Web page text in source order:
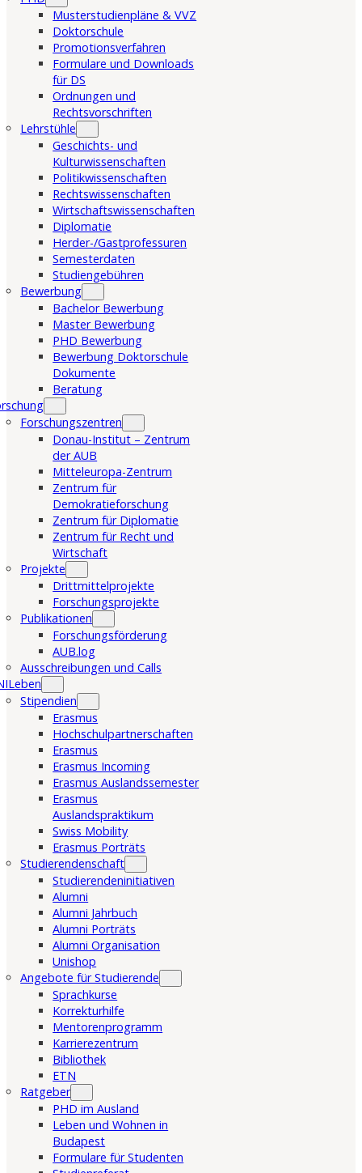
Musterstudienpläne & VVZ
Doktorschule
Promotionsverfahren
Formulare und Downloads
für DS
Ordnungen und
Rechtsvorschriften
Lehrstühle
Geschichts- und
Kulturwissenschaften
Politikwissenschaften
Rechtswissenschaften
Wirtschaftswissenschaften
Diplomatie
Herder-/Gastprofessuren
Semesterdaten
Studiengebühren
Bewerbung
Bachelor Bewerbung
Master Bewerbung
PHD Bewerbung
Bewerbung Doktorschule
Dokumente
Beratung
Forschungszentren
Donau-Institut – Zentrum
der AUB
Mitteleuropa-Zentrum
Zentrum für
Demokratieforschung
Zentrum für Diplomatie
Zentrum für Recht und
Wirtschaft
Projekte
Drittmittelprojekte
Forschungsprojekte
Publikationen
Forschungsförderung
AUB.log
Ausschreibungen und Calls
Stipendien
Erasmus
Hochschulpartnerschaften
Erasmus
Erasmus Incoming
Erasmus Auslandssemester
Erasmus
Auslandspraktikum
Swiss Mobility
Erasmus Porträts
Studierendenschaft
Studierendeninitiativen
Alumni
Alumni Jahrbuch
Alumni Porträts
Alumni Organisation
Unishop
Angebote für Studierende
Sprachkurse
Korrekturhilfe
Mentorenprogramm
Karrierezentrum
Bibliothek
ETN
Ratgeber
PHD im Ausland
Leben und Wohnen in
Budapest
Formulare für Studenten